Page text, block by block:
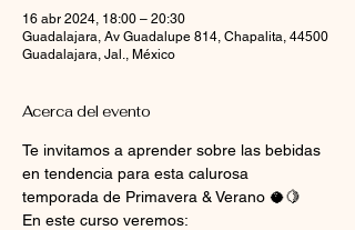
16 abr 2024, 18:00 – 20:30
Guadalajara, Av Guadalupe 814, Chapalita, 44500
Guadalajara, Jal., México
Acerca del evento
Te invitamos a aprender sobre las bebidas
en tendencia para esta calurosa
temporada de Primavera & Verano 🥥🍋
En este curso veremos: